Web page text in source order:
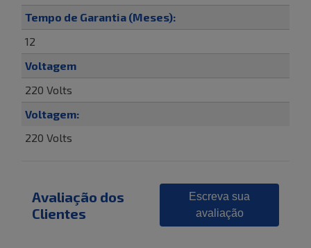
Tempo de Garantia (Meses):
12
Voltagem
220 Volts
Voltagem:
220 Volts
Avaliação dos
Clientes
Escreva sua
avaliação